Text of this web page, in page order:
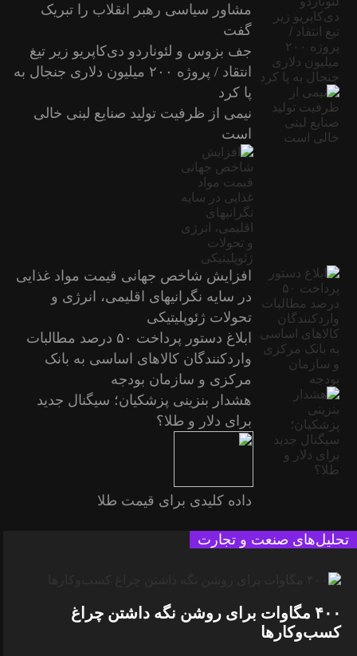
مشاور سیاسی رهبر انقلاب را تبریک
گفت
جف بزوس و لئوناردو دی‌کاپریو زیر تیغ
انتقاد / پروژه ۲۰۰ میلیون دلاری جنجال به
پا کرد
نیمی از ظرفیت تولید صنایع لبنی خالی
است
افزایش شاخص جهانی قیمت مواد غذایی
در سایه نگرانیهای اقلیمی، انرژی و
تحولات ژئوپلیتیکی
ابلاغ دستور پرداخت ۵۰ درصد مطالبات
واردکنندگان کالاهای اساسی به بانک
مرکزی و سازمان بودجه
هشدار بنزینی پزشکیان؛ سیگنال جدید
برای دلار و طلا؟
داده کلیدی برای قیمت طلا
تحلیل‌های صنعت و تجارت
۴۰۰ مگاوات برای روشن نگه داشتن چراغ
کسب‌وکار‌ها